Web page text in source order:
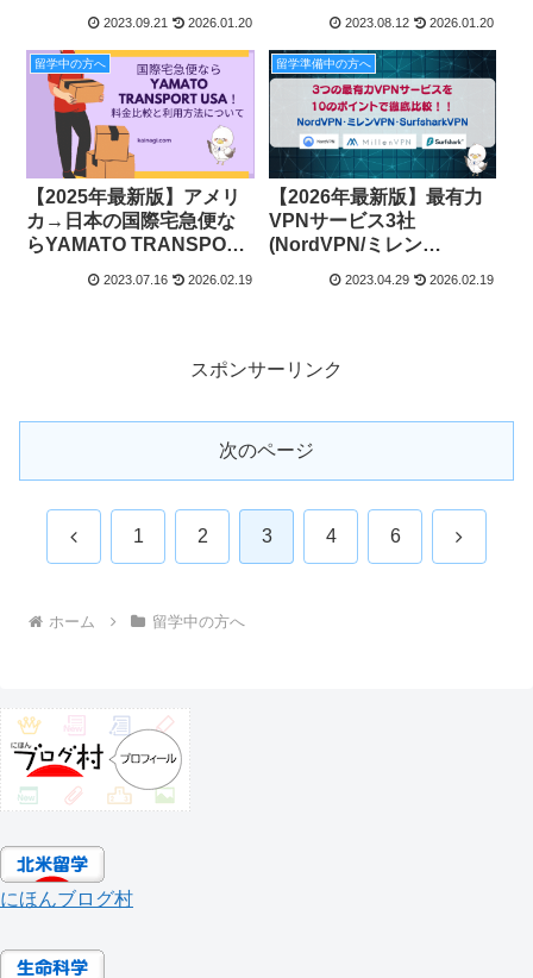
リカの実例】
2023.09.21 2026.01.20
デメリット、実際の契約
2023.08.12 2026.01.20
留学中の方へ
【2025年最新版】アメリ
カ→日本の国際宅急便な
らYAMATO TRANSPORT
法について解説
2023.07.16 2026.02.19
留学準備中の方へ
【2026年最新版】最有力
VPNサービス3社
(NordVPN/ミレン
の観点で徹底比較！
2023.04.29 2026.02.19
スポンサーリンク
次のページ
前 1 2 3 4 6 次
ホーム 留学中の方へ
にほんブログ村